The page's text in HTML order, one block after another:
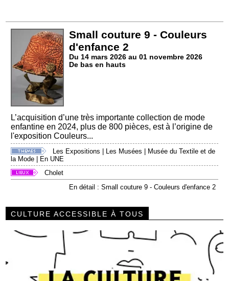
Small couture 9 - Couleurs
d'enfance 2
Du 14 mars 2026 au 01 novembre 2026
De bas en hauts
L’acquisition d’une très importante collection de mode
enfantine en 2024, plus de 800 pièces, est à l’origine de
l'exposition Couleurs...
Les Expositions | Les Musées | Musée du Textile et de
la Mode | En UNE
Cholet
En détail : Small couture 9 - Couleurs d'enfance 2
CULTURE ACCESSIBLE À TOUS